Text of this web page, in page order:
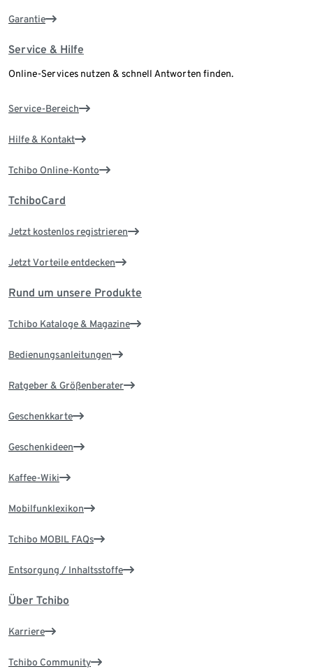
Garantie
Service & Hilfe
Online-Services nutzen & schnell Antworten finden.
Service-Bereich
Hilfe & Kontakt
Tchibo Online-Konto
TchiboCard
Jetzt kostenlos registrieren
Jetzt Vorteile entdecken
Rund um unsere Produkte
Tchibo Kataloge & Magazine
Bedienungsanleitungen
Ratgeber & Größenberater
Geschenkkarte
Geschenkideen
Kaffee-Wiki
Mobilfunklexikon
Tchibo MOBIL FAQs
Entsorgung / Inhaltsstoffe
Über Tchibo
Karriere
Tchibo Community